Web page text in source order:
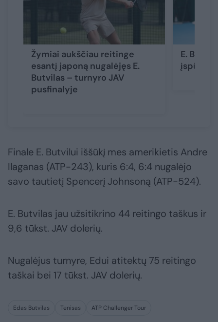
Žymiai aukščiau reitinge
esantį japoną nugalėjęs E.
Butvilas – turnyro JAV
pusfinalyje
E.
Finale E. Butvilui iššūkį mes amerikietis Andre
Ilaganas (ATP-243), kuris 6:4, 6:4 nugalėjo
savo tautietį Spencerį Johnsoną (ATP-524).
E. Butvilas jau užsitikrino 44 reitingo taškus ir
9,6 tūkst. JAV dolerių.
Nugalėjus turnyre, Edui atitektų 75 reitingo
taškai bei 17 tūkst. JAV dolerių.
Edas Butvilas Tenisas ATP Challenger Tour